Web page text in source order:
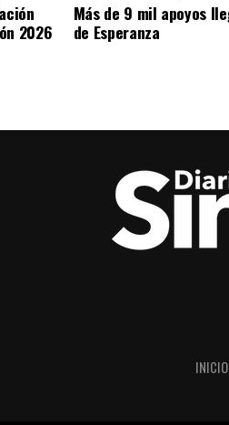
2026
Más de 9 mil apoyos
de Esperanza
INICIO